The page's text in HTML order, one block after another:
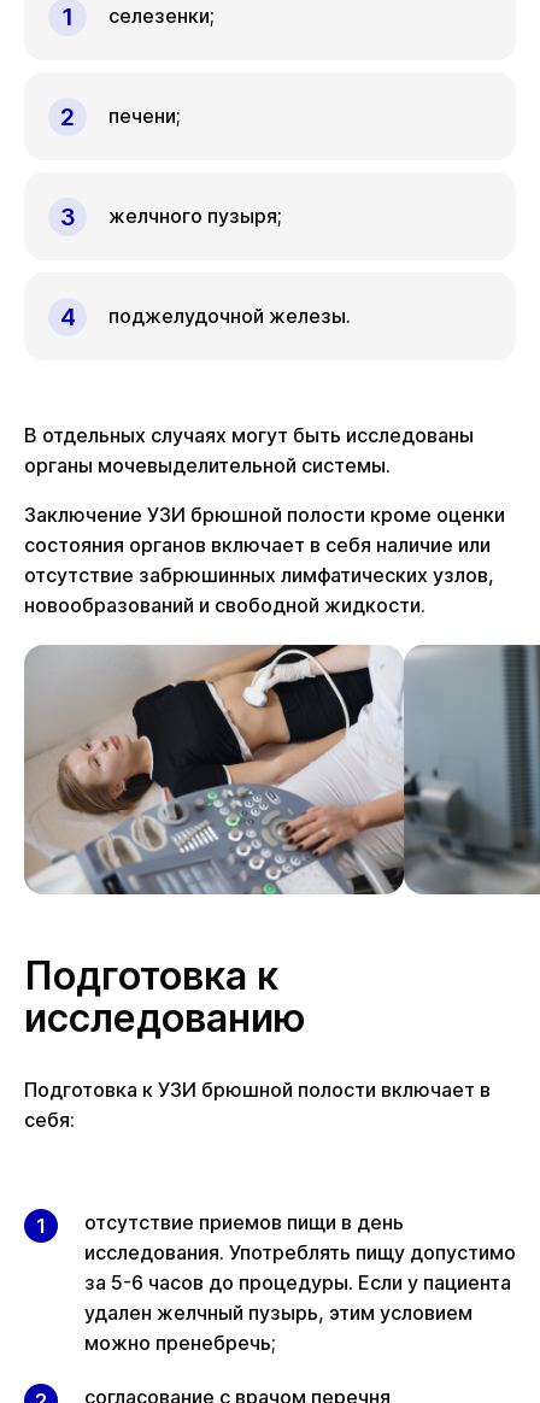
селезенки;
печени;
желчного пузыря;
поджелудочной железы.
В отдельных случаях могут быть исследованы
органы мочевыделительной системы.
Заключение УЗИ брюшной полости кроме оценки
состояния органов включает в себя наличие или
отсутствие забрюшинных лимфатических узлов,
новообразований и свободной жидкости.
Подготовка к
исследованию
Подготовка к УЗИ брюшной полости включает в
себя:
отсутствие приемов пищи в день
исследования. Употреблять пищу допустимо
за 5-6 часов до процедуры. Если у пациента
удален желчный пузырь, этим условием
можно пренебречь;
согласование с врачом перечня